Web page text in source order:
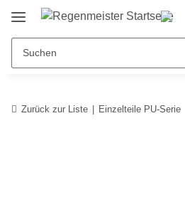
Zurück zur Liste Einzelteile PU-Serie